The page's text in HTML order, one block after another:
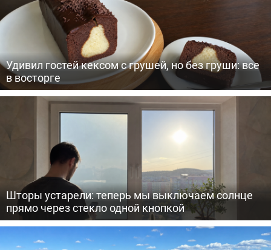
Удивил гостей кексом с грушей, но без груши: все
в восторге
Шторы устарели: теперь мы выключаем солнце
прямо через стекло одной кнопкой